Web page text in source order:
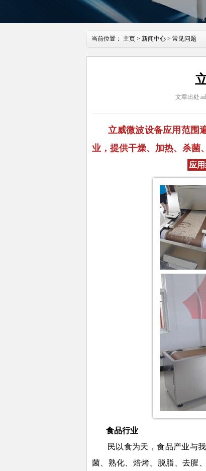
当前位置： 主页 > 新闻中心 > 常见问题
文章出处
立威微波设备应用范围遍
业，提供干燥、加热、杀菌
应
食品行业
民以食为天，食品产业与
菌、熟化、焙烤、脱脂、去腥